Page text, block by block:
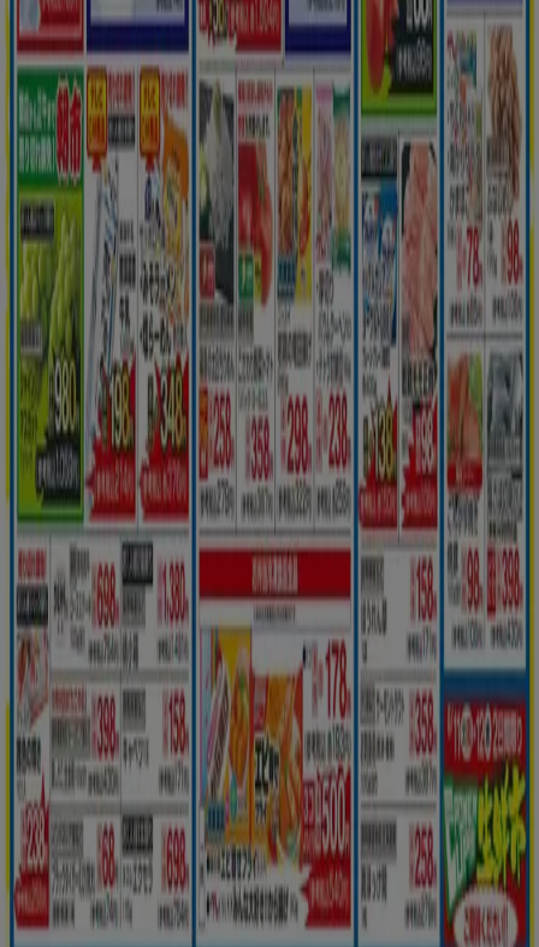
Tiendeo
私たちが行うこと
ビジネスソリューションをみる
ニュース・メディア
ビジネス契約
お問い合わせ
マーケテイング＆ビジネスリクエスト
地図上で店舗が誤った場所にあります
週にいちど広告のフィードバック
技術的な問題と一般的なフィードバック
検索方法
ブランド
地元ブランド
割引情報
近くのお店
製品紹介
地元産品
都市
Tiendeoアプリ